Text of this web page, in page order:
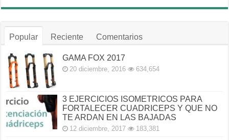
Popular Reciente Comentarios
GAMA FOX 2017
20 diciembre, 2016 634,654
3 EJERCICIOS ISOMETRICOS PARA
FORTALECER CUADRICEPS Y QUE NO
TE ARDAN EN LAS BAJADAS
12 diciembre, 2017 183,381